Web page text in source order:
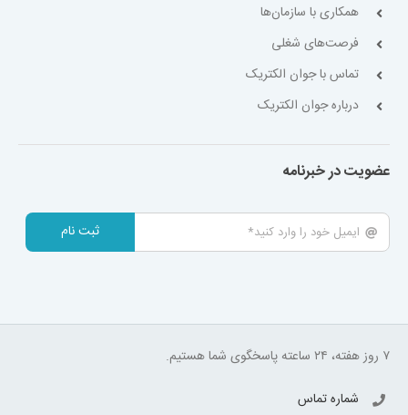
همکاری با سازمان‌ها
فرصت‌های شغلی
تماس با جوان الکتریک
درباره جوان الکتریک
عضویت در خبرنامه
ثبت نام
۷ روز هفته، ۲۴ ساعته پاسخگوی شما هستیم.
شماره تماس